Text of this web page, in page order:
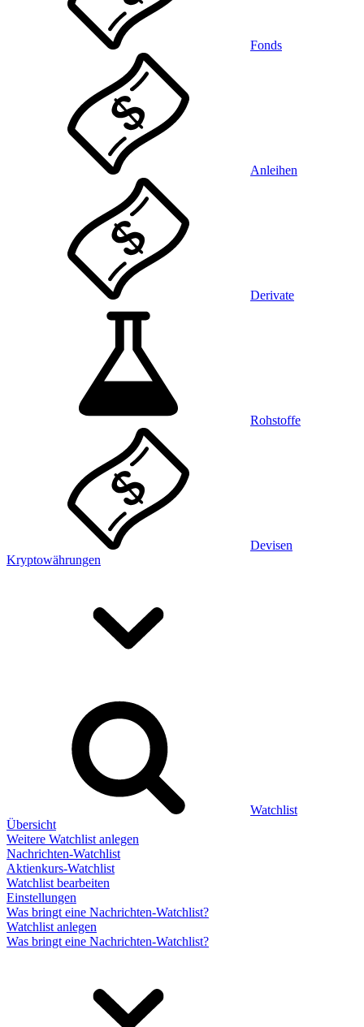
Fonds
Anleihen
Derivate
Rohstoffe
Devisen
Kryptowährungen
Watchlist
Übersicht
Weitere Watchlist anlegen
Nachrichten-Watchlist
Aktienkurs-Watchlist
Watchlist bearbeiten
Einstellungen
Was bringt eine Nachrichten-Watchlist?
Watchlist anlegen
Was bringt eine Nachrichten-Watchlist?